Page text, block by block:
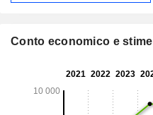
Conto economico e stime